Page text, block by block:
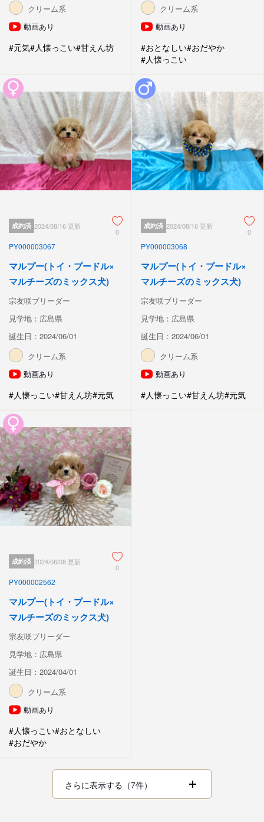
クリーム系
動画あり
#元気#人懐っこい#甘えん坊
クリーム系
動画あり
#おとなしい#おだやか
#人懐っこい
成約済 2024/08/16 更新
0
PY000003067
マルプー(トイ・プードル×
マルチーズのミックス犬)
宗友咲ブリーダー
見学地：広島県
誕生日：2024/06/01
クリーム系
動画あり
#人懐っこい#甘えん坊#元気
成約済 2024/08/16 更新
0
PY000003068
マルプー(トイ・プードル×
マルチーズのミックス犬)
宗友咲ブリーダー
見学地：広島県
誕生日：2024/06/01
クリーム系
動画あり
#人懐っこい#甘えん坊#元気
成約済 2024/06/08 更新
0
PY000002562
マルプー(トイ・プードル×
マルチーズのミックス犬)
宗友咲ブリーダー
見学地：広島県
誕生日：2024/04/01
クリーム系
動画あり
#人懐っこい#おとなしい
#おだやか
さらに表示する（7件）